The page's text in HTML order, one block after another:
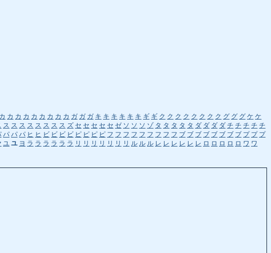
カ カ カ カ カ カ カ カ カ ガ ガ ガ キ キ キ キ キ キ ギ ギ ク ク ク ク ク ク ク ク グ グ グ ケ ケ
ス ス ス ス ス ス ス ス ズ セ セ セ セ セ ゼ ソ ソ ソ ゾ タ タ タ タ タ ダ ダ ダ ダ チ チ チ チ チ
パ パ パ ヒ ヒ ビ ビ ビ ビ ピ ピ ピ ピ フ フ フ フ フ フ フ フ フ ブ ブ ブ ブ ブ ブ ブ ブ プ プ プ
ユ ユ ヨ ラ ラ ラ ラ ラ ラ リ リ リ リ リ リ リ ル ル ル レ レ レ レ レ レ ロ ロ ロ ロ ロ ワ ワ